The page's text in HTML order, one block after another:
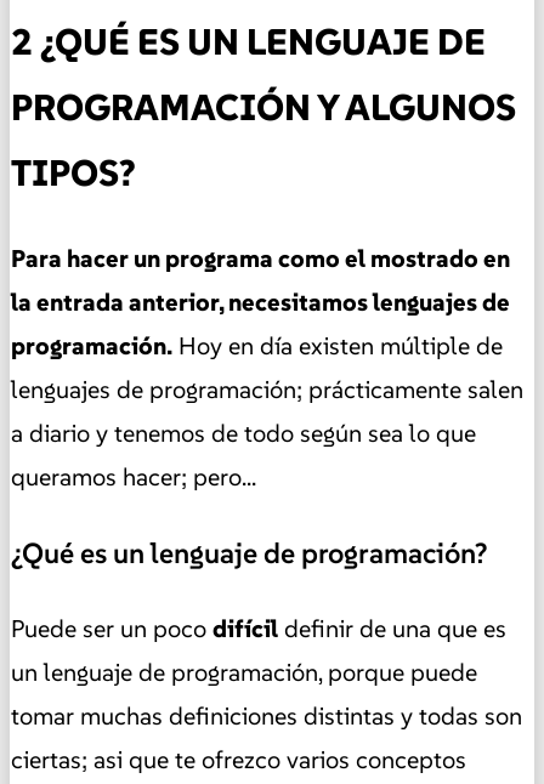
2 ¿QUÉ ES UN LENGUAJE DE
PROGRAMACIÓN Y ALGUNOS
TIPOS?
Para hacer un programa como el mostrado en
la entrada anterior, necesitamos lenguajes de
programación. Hoy en día existen múltiple de
lenguajes de programación; prácticamente salen
a diario y tenemos de todo según sea lo que
queramos hacer; pero...
¿Qué es un lenguaje de programación?
Puede ser un pocodifícildefinir de una que es
un lenguaje de programación, porque puede
tomar muchas definiciones distintas y todas son
ciertas; asi que te ofrezco varios conceptos